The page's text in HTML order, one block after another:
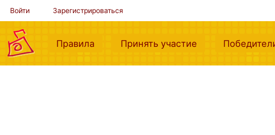
Войти Зарегистрироваться
Правила (current)Принять участие (current)